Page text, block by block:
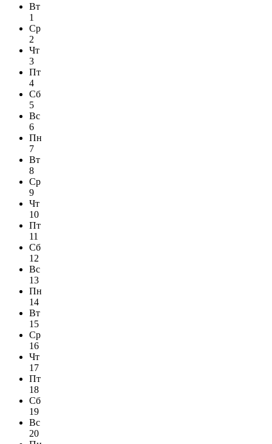
Вт
1
Ср
2
Чт
3
Пт
4
Сб
5
Вс
6
Пн
7
Вт
8
Ср
9
Чт
10
Пт
11
Сб
12
Вс
13
Пн
14
Вт
15
Ср
16
Чт
17
Пт
18
Сб
19
Вс
20